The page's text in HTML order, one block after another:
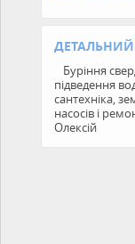
Буріння
підведення
сантехніка,
насосів і
Олексій